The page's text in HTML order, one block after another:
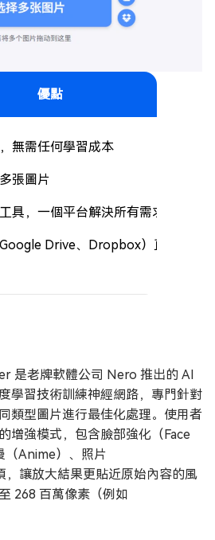
優點
無需任何學習成本
張圖片
具，一個平台解決所有需求
Drive、Dropbox）直接上
是老牌軟體公司 Nero 推出的 AI
學習技術訓練神經網路，專門針對
類型圖片進行最佳化處理。使用者
增強模式，包含臉部強化（Face
Anime）、照片
，讓放大結果更貼近原始內容的風
268 百萬像素（例如